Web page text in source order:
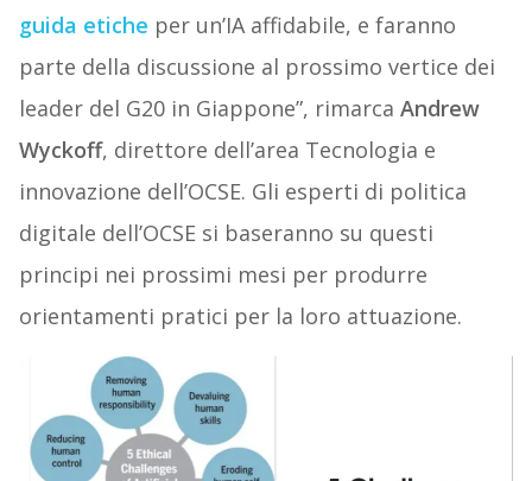
guida etiche per un’IA affidabile, e faranno
parte della discussione al prossimo vertice dei
leader del G20 in Giappone”, rimarca Andrew
Wyckoff, direttore dell’area Tecnologia e
innovazione dell’OCSE. Gli esperti di politica
digitale dell’OCSE si baseranno su questi
principi nei prossimi mesi per produrre
orientamenti pratici per la loro attuazione.